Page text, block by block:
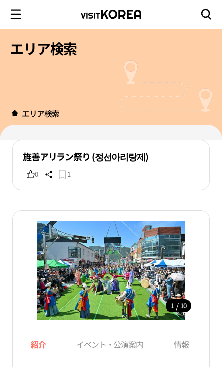
エリア検索
エリア検索
旌善アリラン祭り (정선아리랑제)
0 1
1 / 10
紹介 イベント・公演案内 情報